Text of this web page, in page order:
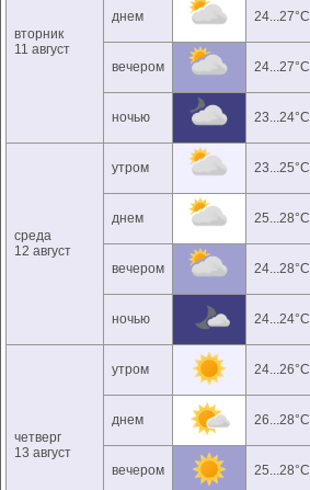
вторник
11 август
днем 24...27°C
вечером 24...27°C
ночью 23...24°C
среда
12 август
утром 23...25°C
днем 25...28°C
вечером 24...28°C
ночью 24...24°C
четверг
13 август
утром 24...26°C
днем 26...28°C
вечером 25...28°C